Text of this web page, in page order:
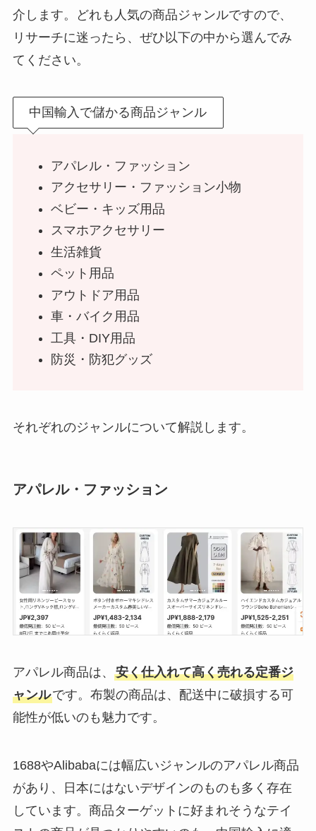
介します。どれも人気の商品ジャンルですので、
リサーチに迷ったら、ぜひ以下の中から選んでみ
てください。
中国輸入で儲かる商品ジャンル
アパレル・ファッション
アクセサリー・ファッション小物
ベビー・キッズ用品
スマホアクセサリー
生活雑貨
ペット用品
アウトドア用品
車・バイク用品
工具・DIY用品
防災・防犯グッズ
それぞれのジャンルについて解説します。
アパレル・ファッション
アパレル商品は、 安く仕入れて高く売れる定番ジ
ャンルです。布製の商品は、配送中に破損する可
能性が低いのも魅力です。
1688やAlibabaには幅広いジャンルのアパレル商品
があり、日本にはないデザインのものも多く存在
しています。商品ターゲットに好まれそうなテイ